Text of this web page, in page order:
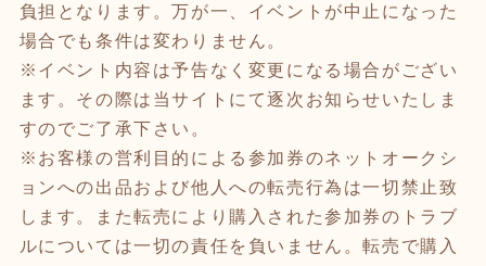
負担となります。万が一、イベントが中止になった
場合でも条件は変わりません。
※イベント内容は予告なく変更になる場合がござい
ます。その際は当サイトにて逐次お知らせいたしま
すのでご了承下さい。
※お客様の営利目的による参加券のネットオークシ
ョンへの出品および他人への転売行為は一切禁止致
します。また転売により購入された参加券のトラブ
ルについては一切の責任を負いません。転売で購入